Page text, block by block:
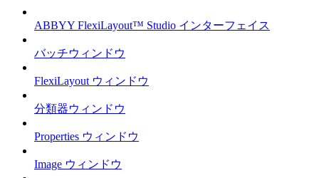
ABBYY FlexiLayout™ Studio インターフェイス
バッチウィンドウ
FlexiLayout ウィンドウ
分類器ウィンドウ
Properties ウィンドウ
Image ウィンドウ